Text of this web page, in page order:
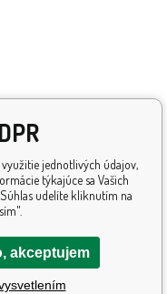
jednotlivých údajov,
týkajúce sa Vašich
udelíte kliknutím na
akceptujem